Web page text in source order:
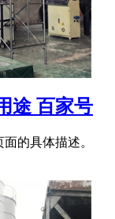
途 百家号
的具体描述。